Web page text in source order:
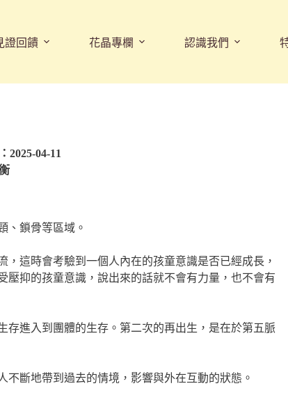
證回饋 花晶專欄 認識我們
2025-04-11
、鎖骨等區域。
這時會考驗到一個人內在的孩童意識是否已經成長，
壓抑的孩童意識，說出來的話就不會有力量，也不會有
存進入到團體的生存。第二次的再出生，是在於第五脈
斷地帶到過去的情境，影響與外在互動的狀態。